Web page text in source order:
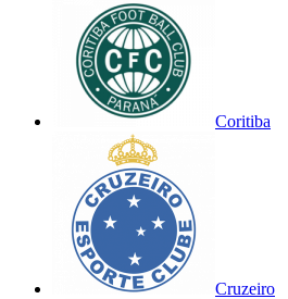
Coritiba
Cruzeiro